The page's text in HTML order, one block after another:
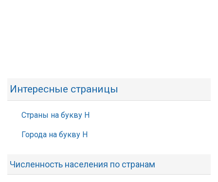
Интересные страницы
Страны на букву Н
Города на букву Н
Численность населения по странам